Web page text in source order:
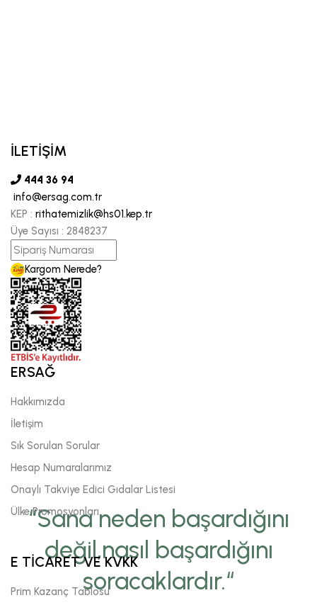
“Sana neden başardığını
değil,nasıl başardığını
soracaklardır.“
İLETİŞİM
444 36 94
info@ersag.com.tr
KEP : rithatemizlik@hs01.kep.tr
Üye Sayısı : 2848237
Kargom Nerede?
ERSAĞ
Hakkımızda
İletişim
Sık Sorulan Sorular
Hesap Numaralarımız
Onaylı Takviye Edici Gıdalar Listesi
Ülke Promosyonları
E TİCARET VE KVKK
Prim Kazanç Tablosu